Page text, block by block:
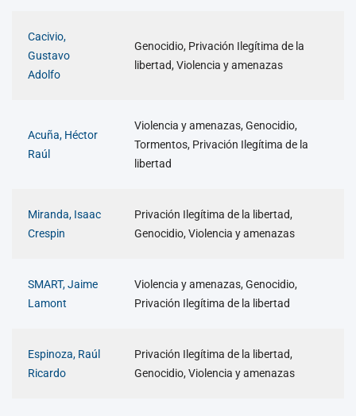
Cacivio,
Gustavo
Adolfo
Genocidio, Privación Ilegítima de la
libertad, Violencia y amenazas
Acuña, Héctor
Raúl
Violencia y amenazas, Genocidio,
Tormentos, Privación Ilegítima de la
libertad
Miranda, Isaac
Crespin
Privación Ilegítima de la libertad,
Genocidio, Violencia y amenazas
SMART, Jaime
Lamont
Violencia y amenazas, Genocidio,
Privación Ilegítima de la libertad
Espinoza, Raúl
Ricardo
Privación Ilegítima de la libertad,
Genocidio, Violencia y amenazas